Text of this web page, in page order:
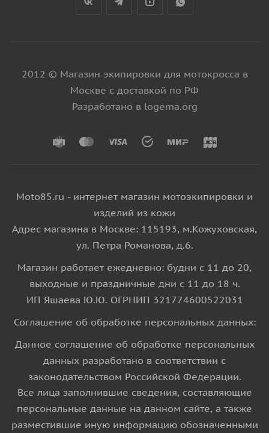
2012 © Магазин экипировки для мотокросса в
Москве с доставкой по РФ
Разработано в logema.org
Moto85.ru - интернет магазин мотоэкипировки и
изделий из кожи
Адрес магазина в Москве: 115193, м.Кожуховская,
ул. Петра Романова, д.6.
Магазин работает ежедневно: будни с 11 до 20,
выходные и праздничные дни с 11 до 18 ч.
ИП Яшаева Ю.Ю. ОГРНИП 321774600522031
Соглашение об обработке персональных данных:
Данное соглашение об обработке персональных
данных разработано в соответствии с
законодательством Российской Федерации.
Все лица заполнившие сведения, составляющие
персональные данные на данном сайте, а также
разместившие иную информацию обозначенными